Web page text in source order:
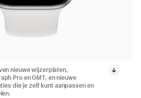
nieuwe wijzerplaten,
Pro en GMT, en nieuwe
die je zelf kunt aanpassen en